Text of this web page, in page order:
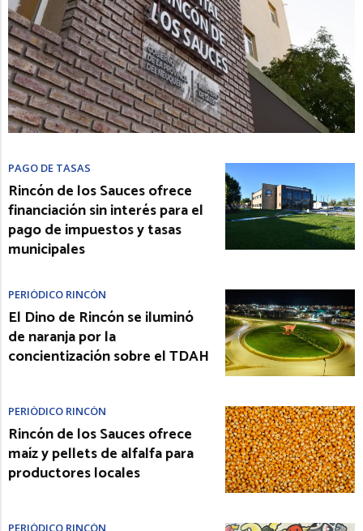
PAGO DE TASAS
Rincón de los Sauces ofrece
financiación sin interés para el
pago de impuestos y tasas
municipales
PERIÓDICO RINCÓN
El Dino de Rincón se iluminó
de naranja por la
concientización sobre el TDAH
PERIÓDICO RINCÓN
Rincón de los Sauces ofrece
maíz y pellets de alfalfa para
productores locales
PERIÓDICO RINCÓN